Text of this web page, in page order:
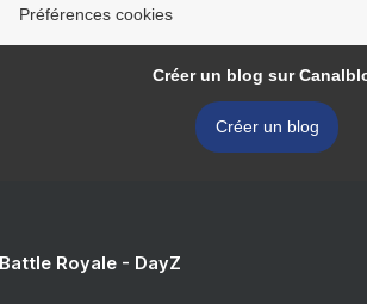
Préférences cookies
Créer un blog sur
Créer un blog
Royale - DayZ